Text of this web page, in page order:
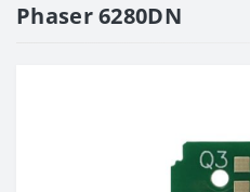
Phaser 6280DN